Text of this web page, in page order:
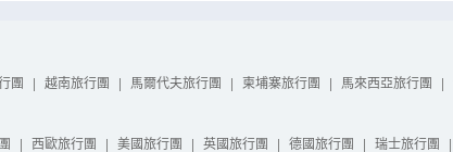
團 | 越南旅行團 | 馬爾代夫旅行團 | 柬埔寨旅行團 | 馬來西亞旅行團 |
| 西歐旅行團 | 美國旅行團 | 英國旅行團 | 德國旅行團 | 瑞士旅行團 |